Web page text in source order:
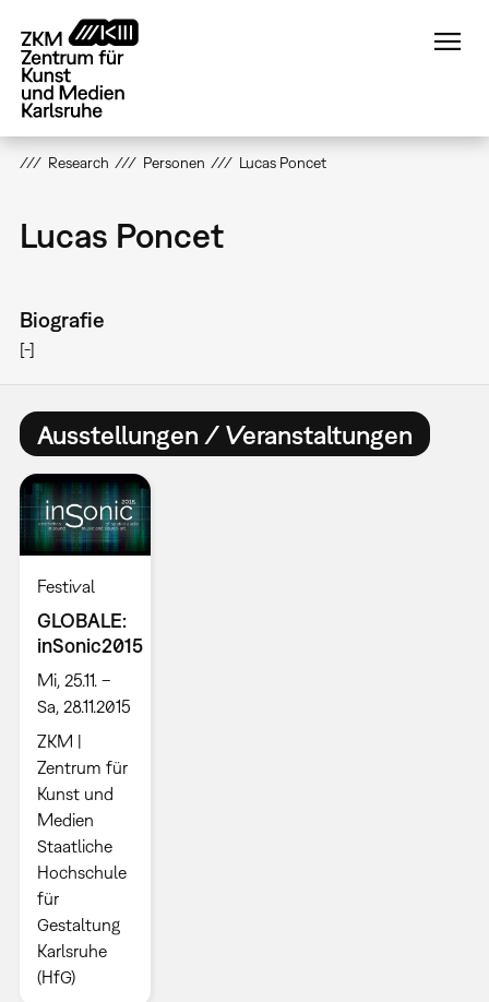
zum
Inhalt
Research Personen Lucas Poncet
Lucas Poncet
Biografie
[-]
Ausstellungen / Veranstaltungen
Festival
GLOBALE:
inSonic2015
Mi, 25.11. –
Sa, 28.11.2015
ZKM |
Zentrum für
Kunst und
Medien
Staatliche
Hochschule
für
Gestaltung
Karlsruhe
(HfG)